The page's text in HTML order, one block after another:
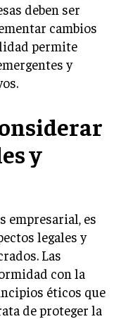
DE
CLIENTE
Y CADENA DE
deben ser
cambios
permite
y
y
empresarial, es
legales y
Las
con la
éticos que
de proteger la